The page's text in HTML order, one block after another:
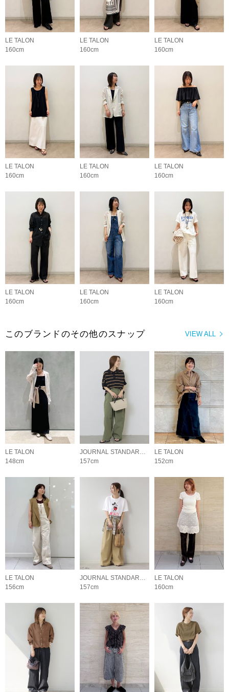
LE TALON
160cm
LE TALON
160cm
LE TALON
160cm
LE TALON
160cm
LE TALON
160cm
LE TALON
160cm
LE TALON
160cm
LE TALON
160cm
LE TALON
160cm
VIEW ALL
このブランドのその他のスナップ
LE TALON
148cm
JOURNAL STANDARD relume LADYS
157cm
LE TALON
152cm
LE TALON
156cm
JOURNAL STANDARD relume LADYS
157cm
LE TALON
160cm